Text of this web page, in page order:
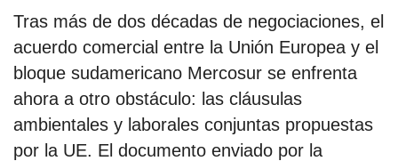
Tras más de dos décadas de negociaciones, el
acuerdo comercial entre la Unión Europea y el
bloque sudamericano Mercosur se enfrenta
ahora a otro obstáculo: las cláusulas
ambientales y laborales conjuntas propuestas
por la UE. El documento enviado por la